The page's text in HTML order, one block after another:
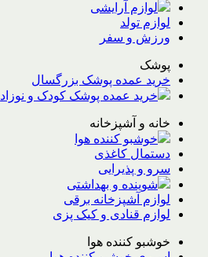
لوازم آرایشی
لوازم تولد
ورزش و سفر
پوشک
خرید عمده پوشک بزرگسال
خرید عمده پوشک کودک و نوزاد
خانه و آشپزخانه
خوشبو کننده هوا
دستمال کاغذی
سرو و پذیرایی
شوینده و بهداشتی
لوازم آشپزخانه برقی
لوازم قنادی و کیک پزی
خوشبو کننده هوا